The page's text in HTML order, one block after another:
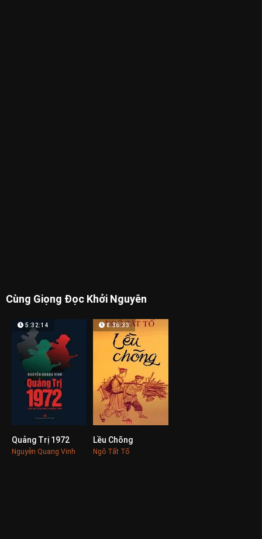
Cùng Giọng Đọc Khởi Nguyên
5:32:14
Quảng Trị 1972
Nguyễn Quang Vinh
8:36:33
Lều Chõng
Ngô Tất Tố